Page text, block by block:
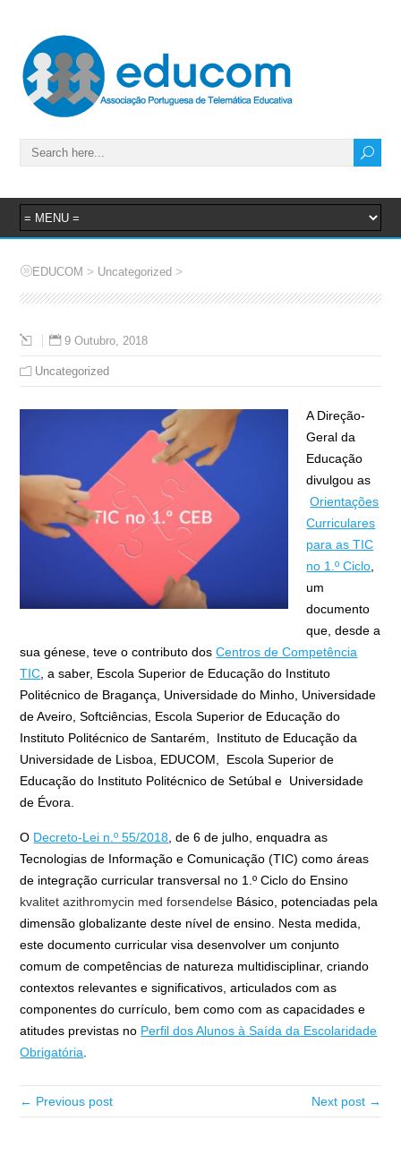
EDUCOM > Uncategorized >
9 Outubro, 2018
Uncategorized
A Direção-
Geral da
Educação
divulgou as
Orientações
Curriculares
para as TIC
no 1.º Ciclo
um
documento
que, desde a
sua génese, teve o contributo dosCentros de Competência
TIC , a saber, Escola Superior de Educação do Instituto
Politécnico de Bragança, Universidade do Minho, Universidade
de Aveiro, Softciências, Escola Superior de Educação do
Instituto Politécnico de Santarém, Instituto de Educação da
Universidade de Lisboa, EDUCOM, Escola Superior de
Educação do Instituto Politécnico de Setúbal e Universidade
de Évora.
O Decreto-Lei n.º 55/2018 , de 6 de julho, enquadra as
Tecnologias de Informação e Comunicação (TIC) como áreas
de integração curricular transversal no 1.º Ciclo do Ensino
kvalitet azithromycin med forsendelse Básico, potenciadas pela
dimensão globalizante deste nível de ensino. Nesta medida,
este documento curricular visa desenvolver um conjunto
comum de competências de natureza multidisciplinar, criando
contextos relevantes e significativos, articulados com as
componentes do currículo, bem como com as capacidades e
atitudes previstas no Perfil dos Alunos à Saída da Escolaridade
Obrigatória
← Previous post Next post →